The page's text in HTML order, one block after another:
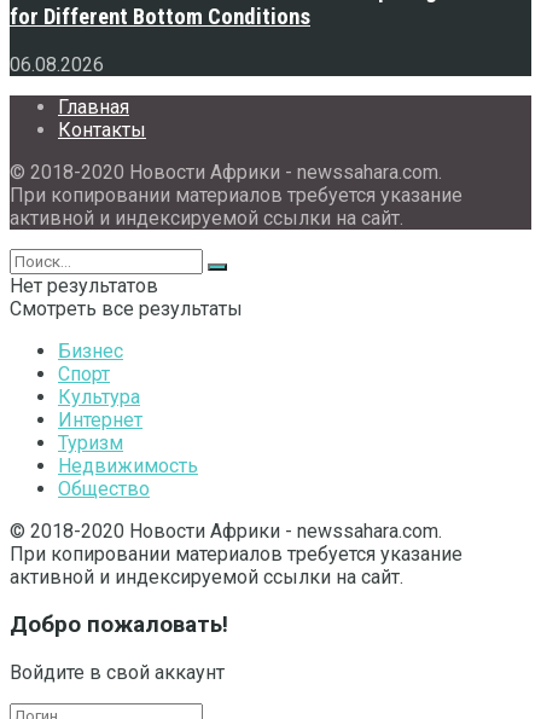
for Different Bottom Conditions
06.08.2026
Главная
Контакты
© 2018-2020 Новости Африки - newssahara.com.
При копировании материалов требуется указание
активной и индексируемой ссылки на сайт.
Нет результатов
Смотреть все результаты
Бизнес
Спорт
Культура
Интернет
Туризм
Недвижимость
Общество
© 2018-2020 Новости Африки - newssahara.com.
При копировании материалов требуется указание
активной и индексируемой ссылки на сайт.
Добро пожаловать!
Войдите в свой аккаунт